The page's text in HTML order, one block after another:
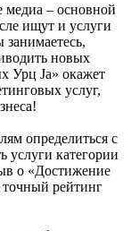
медиа – основной
ищут и услуги
новых
Урц Ja» окажет
услуг,
определиться с
услуги категории
о «Достижение
рейтинг